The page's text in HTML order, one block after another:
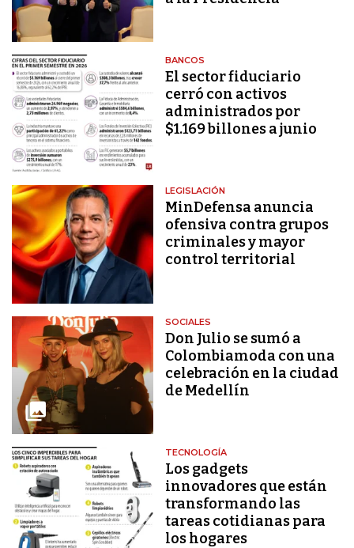
BANCOS
El sector fiduciario
cerró con activos
administrados por
$1.169 billones a junio
LEGISLACIÓN
MinDefensa anuncia
ofensiva contra grupos
criminales y mayor
control territorial
SOCIALES
Don Julio se sumó a
Colombiamoda con una
celebración en la ciudad
de Medellín
TECNOLOGÍA
Los gadgets
innovadores que están
transformando las
tareas cotidianas para
los hogares